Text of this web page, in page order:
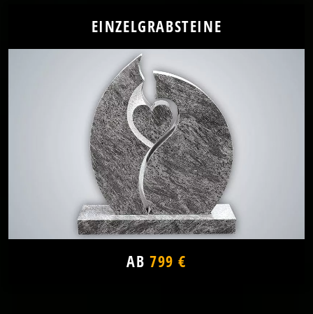
EINZELGRABSTEINE
AB 799 €